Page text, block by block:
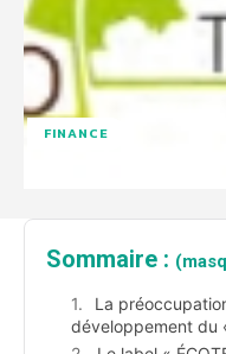
FINANCE
Sommaire :
La
développement du